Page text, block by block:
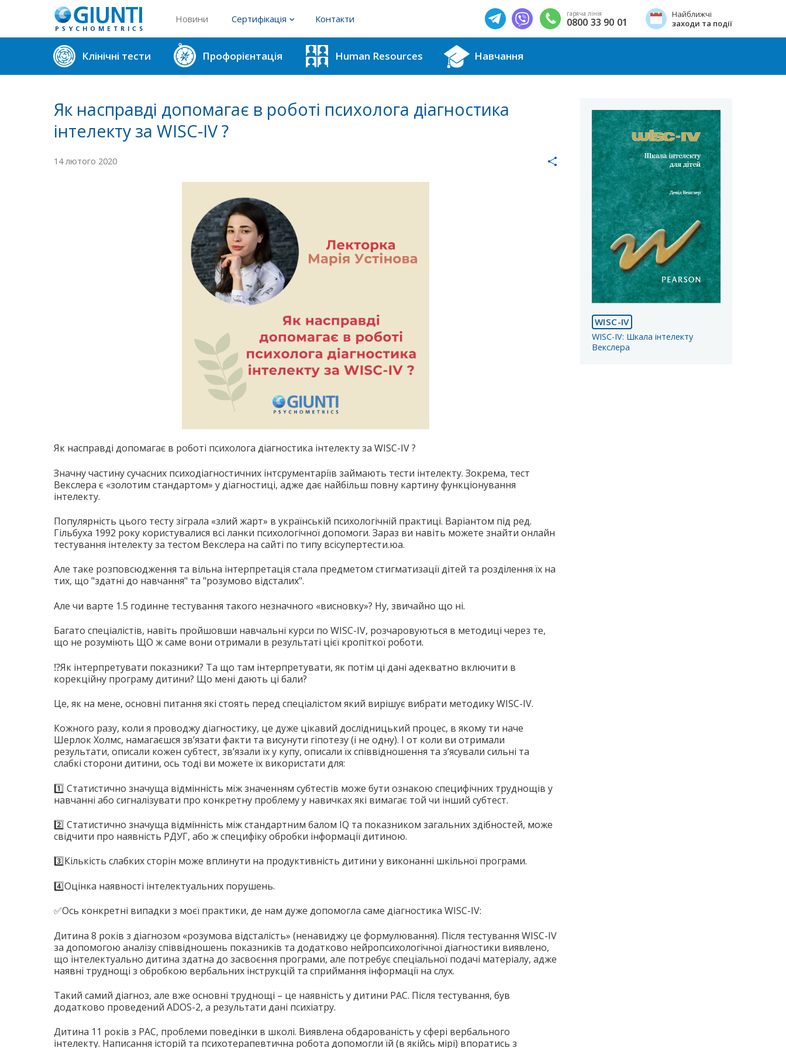
Новини Сертифікація
Реєстр фахівців з методик для ІРЦ
Реєстр користувачів тестових методик
Контакти гаряча лінія
0800 33 90 01
Найближчі
заходи та події
Клінічні тести Профорієнтація Human Resources Навчання
Як насправді допомагає в роботі психолога діагностика
інтелекту за WISC-IV ?
14 лютого 2020
Як насправді допомагає в роботі психолога діагностика інтелекту за WISC-IV ?
Значну частину сучасних психодіагностичних інтсрументаріїв займають тести інтелекту. Зокрема, тест
Векслера є «золотим стандартом» у діагностиці, адже дає найбільш повну картину функціонування
інтелекту.
Популярність цього тесту зіграла «злий жарт» в українській психологічній практиці. Варіантом під ред.
Гільбуха 1992 року користувалися всі ланки психологічної допомоги. Зараз ви навіть можете знайти онлайн
тестування інтелекту за тестом Векслера на сайті по типу всісупертести.юа.
Але таке розповсюдження та вільна інтерпретація стала предметом стигматизації дітей та розділення їх на
тих, що "здатні до навчання" та "розумово відсталих".
Але чи варте 1.5 годинне тестування такого незначного «висновку»? Ну, звичайно що ні.
Багато спеціалістів, навіть пройшовши навчальні курси по WISC-IV, розчаровуються в методиці через те,
що не розуміють ЩО ж саме вони отримали в результаті цієї кропіткої роботи.
⁉️Як інтерпретувати показники? Та що там інтерпретувати, як потім ці дані адекватно включити в
корекційну програму дитини? Що мені дають ці бали?
Це, як на мене, основні питання які стоять перед спеціалістом який вирішує вибрати методику WISC-IV.
Кожного разу, коли я проводжу діагностику, це дуже цікавий дослідницький процес, в якому ти наче
Шерлок Холмс, намагаєшся зв’язати факти та висунути гіпотезу (і не одну). І от коли ви отримали
результати, описали кожен субтест, зв’язали їх у купу, описали їх співвідношення та з’ясували сильні та
слабкі сторони дитини, ось тоді ви можете їх використати для:
1️⃣ Статистично значуща відмінність між значенням субтестів може бути ознакою специфічних труднощів у
навчанні або сигналізувати про конкретну проблему у навичках які вимагає той чи інший субтест.
2️⃣ Статистично значуща відмінність між стандартним балом IQ та показником загальних здібностей, може
свідчити про наявність РДУГ, або ж специфіку обробки інформації дитиною.
3️⃣Кількість слабких сторін може вплинути на продуктивність дитини у виконанні шкільної програми.
4️⃣Оцінка наявності інтелектуальних порушень.
✅Ось конкретні випадки з моєї практики, де нам дуже допомогла саме діагностика WISC-IV:
Дитина 8 років з діагнозом «розумова відсталість» (ненавиджу це формулювання). Після тестування WISC-IV
за допомогою аналізу співвідношень показників та додатково нейропсихологічної діагностики виявлено,
що інтелектуально дитина здатна до засвоєння програми, але потребує спеціальної подачі матеріалу, адже
наявні труднощі з обробкою вербальних інструкцій та сприймання інформації на слух.
Такий самий діагноз, але вже основні труднощі – це наявність у дитини РАС. Після тестування, був
додатково проведений ADOS-2, а результати дані психіатру.
Дитина 11 років з РАС, проблеми поведінки в школі. Виявлена обдарованість у сфері вербального
інтелекту. Написання історій та психотерапевтична робота допомогли їй (в якійсь мірі) впоратись з
WISC-IV
WISC-IV: Шкала інтелекту
Векслера